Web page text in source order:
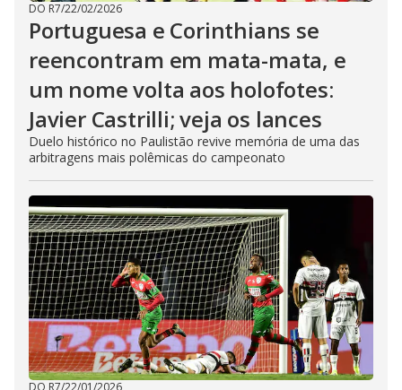
DO R7/22/02/2026
Portuguesa e Corinthians se
reencontram em mata-mata, e
um nome volta aos holofotes:
Javier Castrilli; veja os lances
Duelo histórico no Paulistão revive memória de uma das
arbitragens mais polêmicas do campeonato